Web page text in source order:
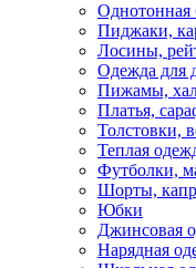
Однотонная
Пиджаки,
Лосины,
Одежда для
Пижамы,
Платья,
Толстовки,
Теплая
Футболки,
Шорты,
Юбки
Джинсовая
Нарядная